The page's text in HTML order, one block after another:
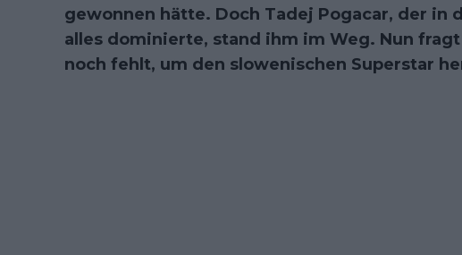
gewonnen hätte. Doch Tadej Pogacar, der in
alles dominierte, stand ihm im Weg. Nun
noch fehlt, um den slowenischen Superstar